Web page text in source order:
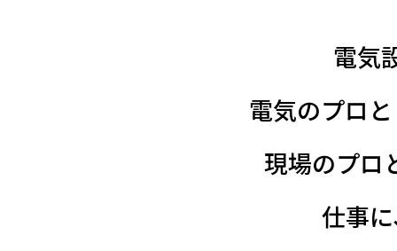
電気
電気のプロ
現場のプロ
仕事